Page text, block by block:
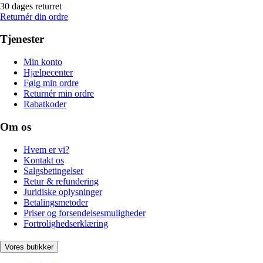
30 dages returret
Returnér din ordre
Tjenester
Min konto
Hjælpecenter
Følg min ordre
Returnér min ordre
Rabatkoder
Om os
Hvem er vi?
Kontakt os
Salgsbetingelser
Retur & refundering
Juridiske oplysninger
Betalingsmetoder
Priser og forsendelsesmuligheder
Fortrolighedserklæring
Vores butikker